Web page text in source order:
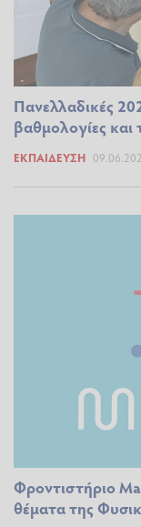
Πανελλαδικές
βαθμολογίες και
ΕΚΠΑΊΔΕΥΣΗ
Φροντιστήριο
θέματα της